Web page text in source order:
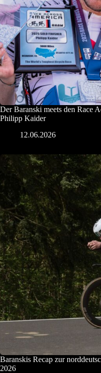
Der Baranski meets den Race
Philipp Kaider
12.06.2026
Baranskis Recap zur
2026